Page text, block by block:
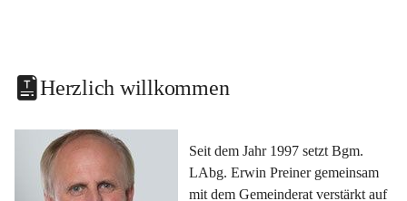
Herzlich willkommen
Seit dem Jahr 1997 setzt Bgm.
LAbg. Erwin Preiner gemeinsam
mit dem Gemeinderat verstärkt auf